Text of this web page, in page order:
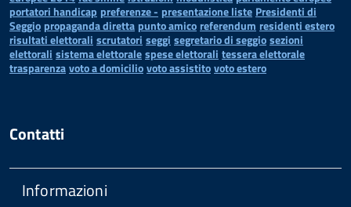
portatori handicap preferenze - presentazione liste Presidenti di
Seggio propaganda diretta punto amico referendum residenti estero
risultati elettorali scrutatori seggi segretario di seggiosezioni
elettorali sistema elettoralespese elettorali tessera elettorale
trasparenzavoto a domiciliovoto assistitovoto estero
Contatti
Informazioni